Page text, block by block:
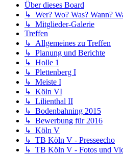
Über dieses Board
↳ Wer? Wo? Was? Wann?
↳ Mitglieder-Galerie
Treffen
↳ Allgemeines zu Treffen
↳ Planung und Berichte
↳ Holle 1
↳ Plettenberg I
↳ Meiste I
↳ Köln VI
↳ Lilienthal II
↳ Bodenbahning 2015
↳ Bewerbung für 2016
↳ Köln V
↳ TB Köln V - Presseecho
↳ TB Köln V - Fotos und